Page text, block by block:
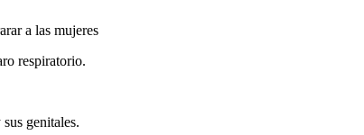
a las mujeres
respiratorio.
genitales.